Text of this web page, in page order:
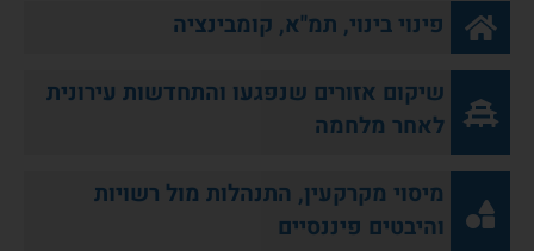
פינוי בינוי, תמ"א, קומבינציה
שיקום אזורים שנפגעו והתחדשות עירונית
לאחר מלחמה
מיסוי מקרקעין, התנהלות מול רשויות
והיבטים פיננסיים